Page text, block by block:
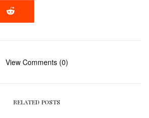
View Comments (0)
RELATED POSTS